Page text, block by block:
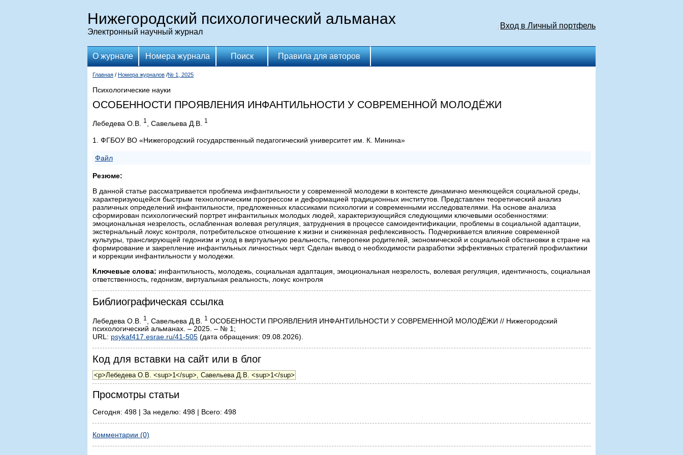
Нижегородский психологический альманах
Электронный научный журнал
Вход в Личный портфель
О журнале Номера журнала Поиск Правила для авторов
Главная / Номера журналов /№ 1, 2025
Психологические науки
ОСОБЕННОСТИ ПРОЯВЛЕНИЯ ИНФАНТИЛЬНОСТИ У СОВРЕМЕННОЙ МОЛОДЁЖИ
Лебедева О.В. 1 , Савельева Д.В. 1
1. ФГБОУ ВО «Нижегородский государственный педагогический университет им. К. Минина»
Файл
Резюме:
В данной статье рассматривается проблема инфантильности у современной молодежи в контексте динамично меняющейся социальной среды,
характеризующейся быстрым технологическим прогрессом и деформацией традиционных институтов. Представлен теоретический анализ
различных определений инфантильности, предложенных классиками психологии и современными исследователями. На основе анализа
сформирован психологический портрет инфантильных молодых людей, характеризующийся следующими ключевыми особенностями:
эмоциональная незрелость, ослабленная волевая регуляция, затруднения в процессе самоидентификации, проблемы в социальной адаптации,
экстернальный локус контроля, потребительское отношение к жизни и сниженная рефлексивность. Подчеркивается влияние современной
культуры, транслирующей гедонизм и уход в виртуальную реальность, гиперопеки родителей, экономической и социальной обстановки в стране на
формирование и закрепление инфантильных личностных черт. Сделан вывод о необходимости разработки эффективных стратегий профилактики
и коррекции инфантильности у молодежи.
Ключевые слова: инфантильность, молодежь, социальная адаптация, эмоциональная незрелость, волевая регуляция, идентичность, социальная
ответственность, гедонизм, виртуальная реальность, локус контроля
Библиографическая ссылка
Лебедева О.В. 1 , Савельева Д.В. 1 ОСОБЕННОСТИ ПРОЯВЛЕНИЯ ИНФАНТИЛЬНОСТИ У СОВРЕМЕННОЙ МОЛОДЁЖИ // Нижегородский
психологический альманах. – 2025. – № 1;
URL: psykaf417.esrae.ru/41-505 (дата обращения: 09.08.2026).
Код для вставки на сайт или в блог
Просмотры статьи
Сегодня: 498 | За неделю: 498 | Всего: 498
Комментарии (0)